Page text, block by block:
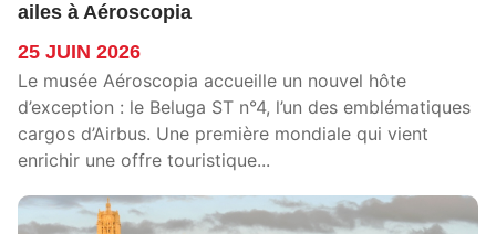
ailes à Aéroscopia
25 JUIN 2026
Le musée Aéroscopia accueille un nouvel hôte
d’exception : le Beluga ST n°4, l’un des emblématiques
cargos d’Airbus. Une première mondiale qui vient
enrichir une offre touristique...